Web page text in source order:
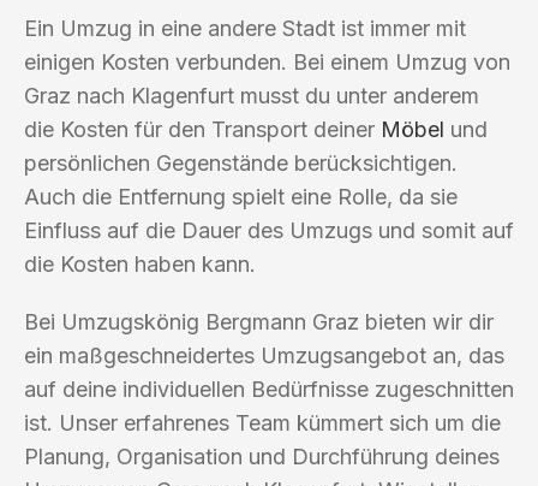
Ein Umzug in eine andere Stadt ist immer mit
einigen Kosten verbunden. Bei einem Umzug von
Graz nach Klagenfurt musst du unter anderem
die Kosten für den Transport deiner Möbel und
persönlichen Gegenstände berücksichtigen.
Auch die Entfernung spielt eine Rolle, da sie
Einfluss auf die Dauer des Umzugs und somit auf
die Kosten haben kann.
Bei Umzugskönig Bergmann Graz bieten wir dir
ein maßgeschneidertes Umzugsangebot an, das
auf deine individuellen Bedürfnisse zugeschnitten
ist. Unser erfahrenes Team kümmert sich um die
Planung, Organisation und Durchführung deines